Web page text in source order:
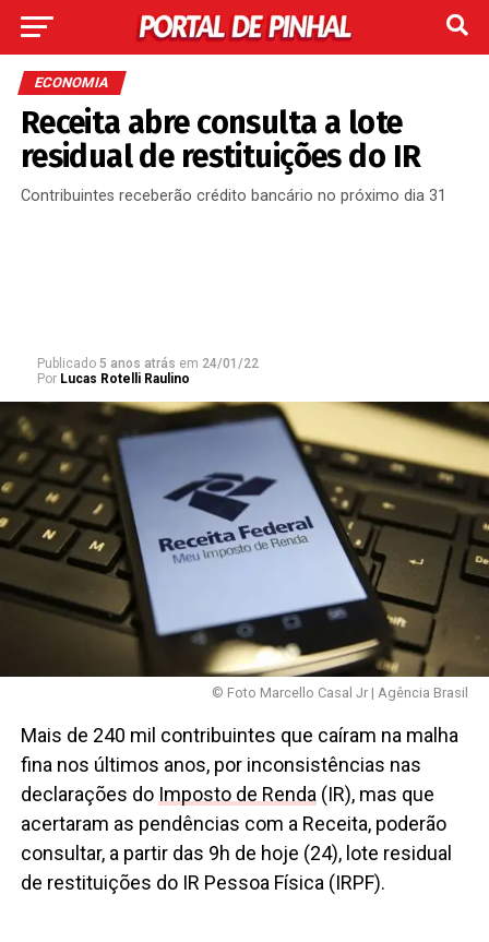
ECONOMIA
Receita abre consulta a lote
residual de restituições do IR
Contribuintes receberão crédito bancário no próximo dia 31
Publicado 5 anos atrás em 24/01/22
Por Lucas Rotelli Raulino
© Foto Marcello Casal Jr | Agência Brasil
Mais de 240 mil contribuintes que caíram na malha
fina nos últimos anos, por inconsistências nas
declarações do Imposto de Renda(IR), mas que
acertaram as pendências com a Receita, poderão
consultar, a partir das 9h de hoje (24), lote residual
de restituições do IR Pessoa Física (IRPF).